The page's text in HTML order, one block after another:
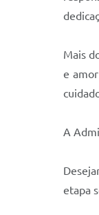
Mais
e
A
etapa